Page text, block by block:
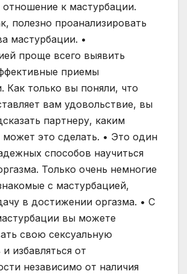
отношение к мастурбации.
полезно проанализировать
мастурбации. •
проще всего выявить
приемы
Как только вы поняли, что
вам удовольствие, вы
партнеру, каким
это сделать. • Это один
способов научиться
Только очень немногие
с мастурбацией,
в достижении оргазма. • С
вы можете
свою сексуальную
избавляться от
независимо от наличия